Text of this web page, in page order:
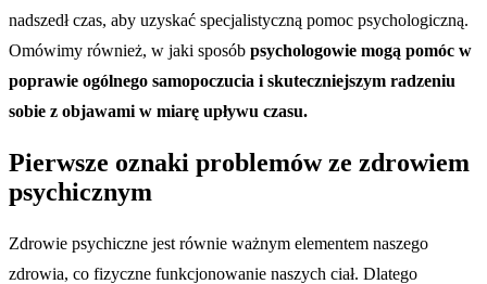
nadszedł czas, aby uzyskać specjalistyczną pomoc psychologiczną.
Omówimy również, w jaki sposób psychologowie mogą pomóc w
poprawie ogólnego samopoczucia i skuteczniejszym radzeniu
sobie z objawami w miarę upływu czasu.
Pierwsze oznaki problemów ze zdrowiem
psychicznym
Zdrowie psychiczne jest równie ważnym elementem naszego
zdrowia, co fizyczne funkcjonowanie naszych ciał. Dlatego